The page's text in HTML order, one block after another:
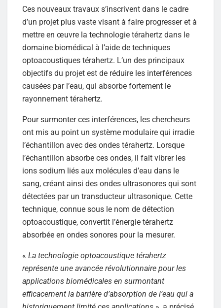
Ces nouveaux travaux s’inscrivent dans le cadre
d’un projet plus vaste visant à faire progresser et à
mettre en œuvre la technologie térahertz dans le
domaine biomédical à l’aide de techniques
optoacoustiques térahertz. L’un des principaux
objectifs du projet est de réduire les interférences
causées par l’eau, qui absorbe fortement le
rayonnement térahertz.
Pour surmonter ces interférences, les chercheurs
ont mis au point un système modulaire qui irradie
l’échantillon avec des ondes térahertz. Lorsque
l’échantillon absorbe ces ondes, il fait vibrer les
ions sodium liés aux molécules d’eau dans le
sang, créant ainsi des ondes ultrasonores qui sont
détectées par un transducteur ultrasonique. Cette
technique, connue sous le nom de détection
optoacoustique, convertit l’énergie térahertz
absorbée en ondes sonores pour la mesurer.
« La technologie optoacoustique térahertz
représente une avancée révolutionnaire pour les
applications biomédicales en surmontant
efficacement la barrière d’absorption de l’eau qui a